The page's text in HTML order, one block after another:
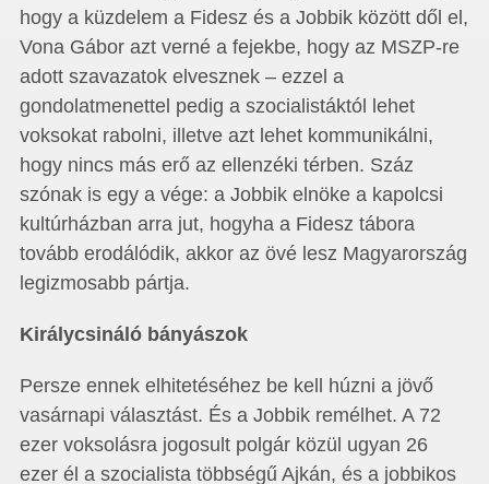
hogy a küzdelem a Fidesz és a Jobbik között dől el,
Vona Gábor azt verné a fejekbe, hogy az MSZP-re
adott szavazatok elvesznek – ezzel a
gondolatmenettel pedig a szocialistáktól lehet
voksokat rabolni, illetve azt lehet kommunikálni,
hogy nincs más erő az ellenzéki térben. Száz
szónak is egy a vége: a Jobbik elnöke a kapolcsi
kultúrházban arra jut, hogyha a Fidesz tábora
tovább erodálódik, akkor az övé lesz Magyarország
legizmosabb pártja.
Királycsináló bányászok
Persze ennek elhitetéséhez be kell húzni a jövő
vasárnapi választást. És a Jobbik remélhet. A 72
ezer voksolásra jogosult polgár közül ugyan 26
ezer él a szocialista többségű Ajkán, és a jobbikos